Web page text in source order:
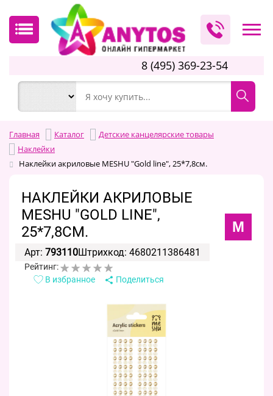
8 (495) 369-23-54
Главная Каталог
Детские канцелярские товары
Наклейки
Наклейки акриловые MESHU "Gold line", 25*7,8см.
НАКЛЕЙКИ АКРИЛОВЫЕ
MESHU "GOLD LINE",
25*7,8СМ.
M
Арт: 793110Штрихкод: 4680211386481
Рейтинг:
В избранное
Поделиться